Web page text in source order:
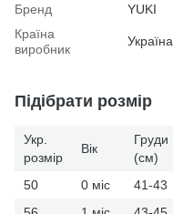
Бренд
YUKI
Країна
виробник
Україна
Підібрати розмір
Укр.
розмір
Вік
Груди
(см)
50 0 міс 41-43